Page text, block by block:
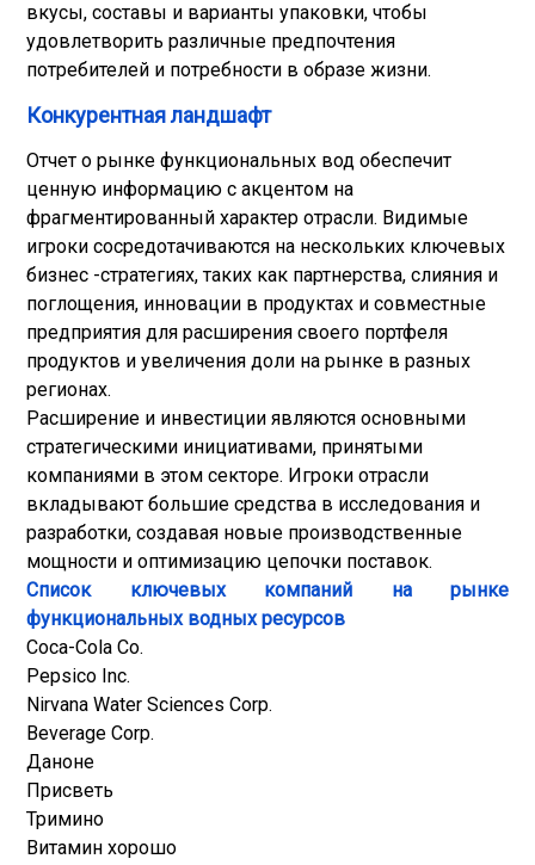
вкусы, составы и варианты упаковки, чтобы
удовлетворить различные предпочтения
потребителей и потребности в образе жизни.
Конкурентная ландшафт
Отчет о рынке функциональных вод обеспечит
ценную информацию с акцентом на
фрагментированный характер отрасли. Видимые
игроки сосредотачиваются на нескольких ключевых
бизнес -стратегиях, таких как партнерства, слияния и
поглощения, инновации в продуктах и совместные
предприятия для расширения своего портфеля
продуктов и увеличения доли на рынке в разных
регионах.
Расширение и инвестиции являются основными
стратегическими инициативами, принятыми
компаниями в этом секторе. Игроки отрасли
вкладывают большие средства в исследования и
разработки, создавая новые производственные
мощности и оптимизацию цепочки поставок.
Список ключевых компаний на рынке
функциональных водных ресурсов
Coca-Cola Co.
Pepsico Inc.
Nirvana Water Sciences Corp.
Beverage Corp.
Даноне
Присветь
Тримино
Витамин хорошо